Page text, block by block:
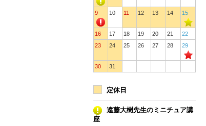
9 10 11 12 13 14 15
16 17 18 19 20 21
22
23
24 25 26 27 28 29
30 31
定休日
遠藤大樹先生のミニチュア講
座